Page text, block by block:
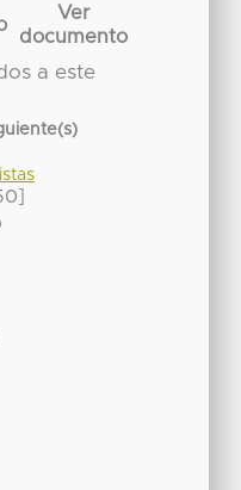
Ver
documento
a este